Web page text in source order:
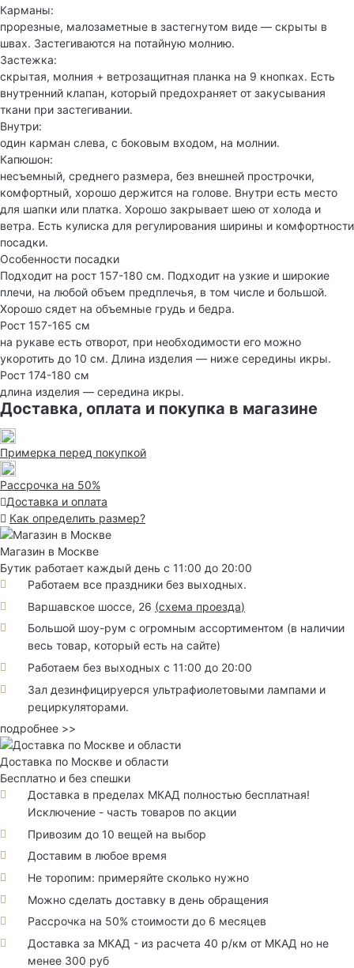
Карманы:
прорезные, малозаметные в застегнутом виде — скрыты в
швах. Застегиваются на потайную молнию.
Застежка:
скрытая, молния + ветрозащитная планка на 9 кнопках. Есть
внутренний клапан, который предохраняет от закусывания
ткани при застегивании.
Внутри:
один карман слева, с боковым входом, на молнии.
Капюшон:
несъемный, среднего размера, без внешней прострочки,
комфортный, хорошо держится на голове. Внутри есть место
для шапки или платка. Хорошо закрывает шею от холода и
ветра. Есть кулиска для регулирования ширины и комфортности
посадки.
Особенности посадки
Подходит на рост 157-180 см. Подходит на узкие и широкие
плечи, на любой объем предплечья, в том числе и большой.
Хорошо сядет на объемные грудь и бедра.
Рост 157-165 см
на рукаве есть отворот, при необходимости его можно
укоротить до 10 см. Длина изделия — ниже середины икры.
Рост 174-180 см
длина изделия — середина икры.
Доставка, оплата и покупка в магазине
Примерка перед покупкой
Рассрочка на 50%
Доставка и оплата
Как определить размер?
Магазин в Москве
Бутик работает каждый день с 11:00 до 20:00
Работаем все праздники без выходных.
Варшавское шоссе, 26 (схема проезда)
Большой шоу-рум с огромным ассортиментом (в наличии
весь товар, который есть на сайте)
Работаем без выходных с 11:00 до 20:00
Зал дезинфицируерся ультрафиолетовыми лампами и
рециркуляторами.
подробнее >>
Доставка по Москве и области
Бесплатно и без спешки
Доставка в пределах МКАД полностью бесплатная!
Исключение - часть товаров по акции
Привозим до 10 вещей на выбор
Доставим в любое время
Не торопим: примеряйте сколько нужно
Можно сделать доставку в день обращения
Рассрочка на 50% стоимости до 6 месяцев
Доставка за МКАД - из расчета 40 р/км от МКАД но не
менее 300 руб